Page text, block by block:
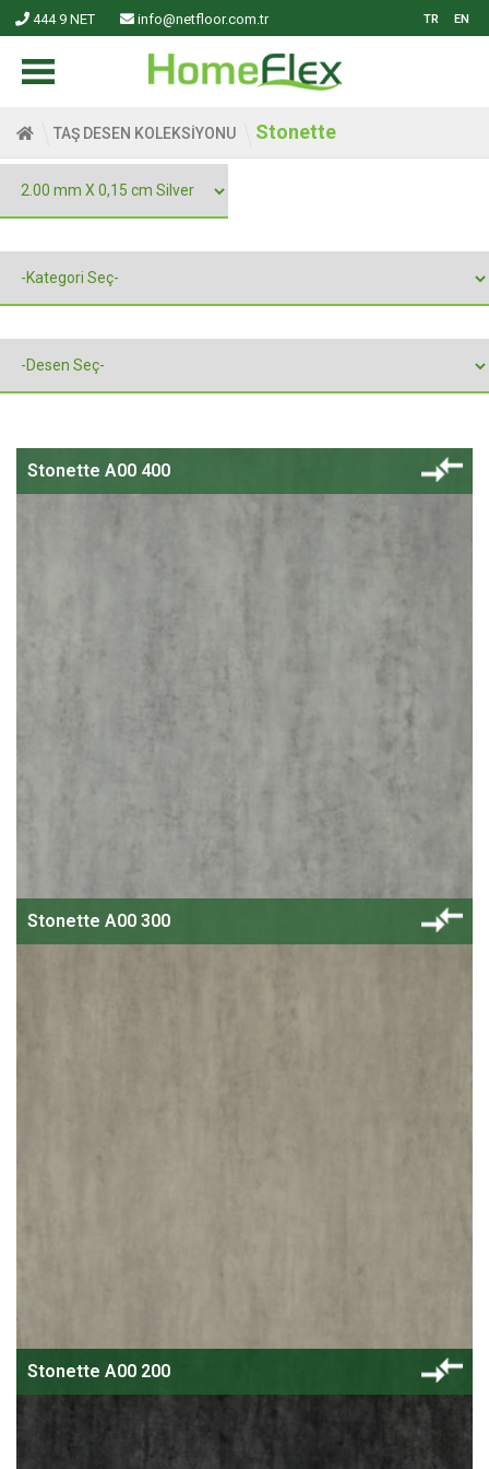
444 9 NET info@netfloor.com.tr TR EN
TAŞ DESEN KOLEKSİYONU Stonette
Stonette A00 400
Stonette A00 300
Stonette A00 200